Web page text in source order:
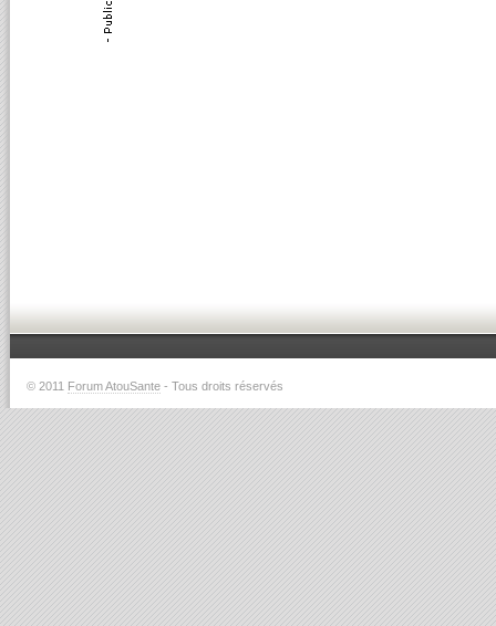
© 2011 Forum AtouSante - Tous droits réservés